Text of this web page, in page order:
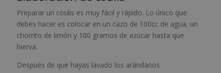
Preparar un coulis es muy fácil y rápido. Lo único que
debes hacer es colocar en un cazo de 100cc de agua, un
chorrito de limón y 100 gramos de azúcar hasta que
hierva.
Después de que hayas lavado los arándanos